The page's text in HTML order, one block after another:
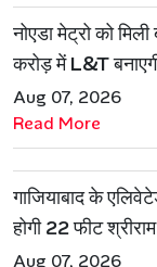
नोएडा मेट्रो को
करोड़ में L&T
रूट
Aug 07, 2026
Read More
गाजियाबाद के
होगी 22 फीट
नई पहचान
Aug 07, 2026